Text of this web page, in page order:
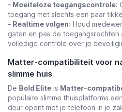
- Moeiteloze toegangscontrole:
toegang met slechts een paar
- Realtime volgen: Houd
gaten en pas de toegangsrechten
volledige controle over je
Matter-compatibiliteit voor
slimme huis
De Bold Elite is Matter-
populaire slimme thuisplatforms
deur opent met je telefoon in je